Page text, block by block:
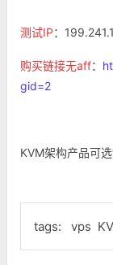
测试IP：
购买链接无aff：
gid=2
KVM架构产品可
tags: vps